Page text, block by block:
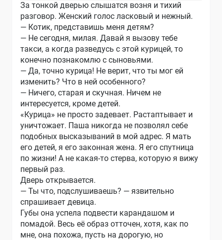
За тонкой дверью слышатся возня и тихий
разговор. Женский голос ласковый и нежный.
— Котик, представишь меня детям?
— Не сегодня, милая. Давай я вызову тебе
такси, а когда разведусь с этой курицей, то
конечно познакомлю с сыновьями.
— Да, точно курица! Не верит, что ты мог ей
изменить? Что в ней особенного?
— Ничего, старая и скучная. Ничем не
интересуется, кроме детей.
«Курица» не просто задевает. Растаптывает и
уничтожает. Паша никогда не позволял себе
подобных высказываний в мой адрес. Я мать
его детей, я его законная жена. Я его спутница
по жизни! А не какая-то стерва, которую я вижу
первый раз.
Дверь открывается.
— Ты что, подслушиваешь? — язвительно
спрашивает девица.
Губы она успела подвести карандашом и
помадой. Весь её образ отточен, хотя, как по
мне, она похожа, пусть на дорогую, но